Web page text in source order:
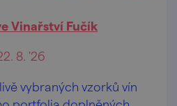
Vinařství Fučík
8. '26
vybraných vzorků vín